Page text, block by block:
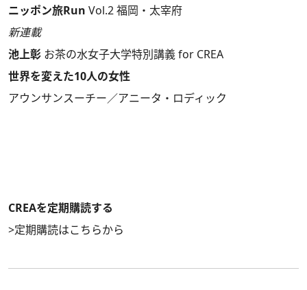
ニッポン旅Run Vol.2 福岡・太宰府
新連載
池上彰 お茶の水女子大学特別講義 for CREA
世界を変えた10人の女性
アウンサンスーチー／アニータ・ロディック
CREAを定期購読する
>定期購読はこちらから